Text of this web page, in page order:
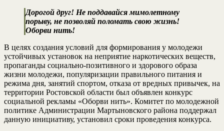
Дорогой друг! Не поддавайся мимолетному
порыву, не позволяй поломать свою жизнь!
Оборви нить!
В целях создания условий для формирования у молодежи
устойчивых установок на неприятие наркотических веществ,
пропаганды социально-позитивного и здорового образа
жизни молодежи, популяризации правильного питания и
режима дня, занятий спортом, отказа от вредных привычек, на
территории Ростовской области был объявлен конкурс
социальной рекламы «Оборви нить». Комитет по молодежной
политике Администрации Мартыновского района поддержал
данную инициативу, установил сроки проведения конкурса.